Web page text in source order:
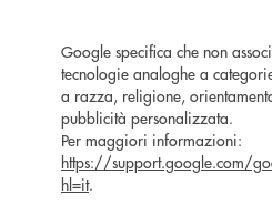
Google specifica che non
tecnologie analoghe a
a razza, religione,
pubblicità personalizzata.
Per maggiori informazioni:
https://support.google.com/
hl=it.